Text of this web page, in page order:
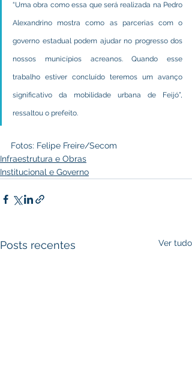
“Uma obra como essa que será realizada na Pedro
Alexandrino mostra como as parcerias com o
governo estadual podem ajudar no progresso dos
nossos municípios acreanos. Quando esse
trabalho estiver concluído teremos um avanço
significativo da mobilidade urbana de Feijó”,
ressaltou o prefeito.
Fotos: Felipe Freire/Secom
Infraestrutura e Obras
Institucional e Governo
Posts recentes Ver tudo